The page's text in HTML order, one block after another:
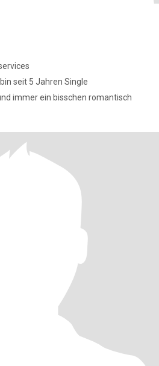
seit 5 Jahren Single
immer ein bisschen romantisch